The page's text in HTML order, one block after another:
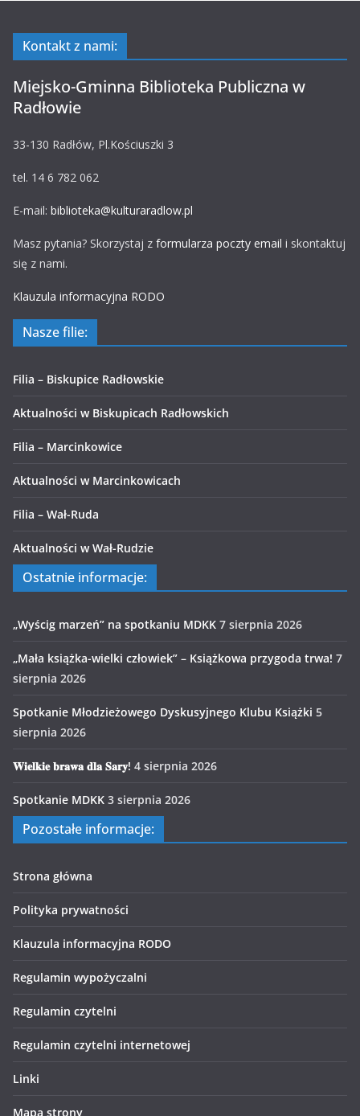
Kontakt z nami:
Miejsko-Gminna Biblioteka Publiczna w
Radłowie
33-130 Radłów, Pl.Kościuszki 3
tel. 14 6 782 062
E-mail: biblioteka@kulturaradlow.pl
Masz pytania? Skorzystaj z formularza poczty email i skontaktuj
się z nami.
Klauzula informacyjna RODO
Nasze filie:
Filia – Biskupice Radłowskie
Aktualności w Biskupicach Radłowskich
Filia – Marcinkowice
Aktualności w Marcinkowicach
Filia – Wał-Ruda
Aktualności w Wał-Rudzie
Ostatnie informacje:
„Wyścig marzeń” na spotkaniu MDKK 7 sierpnia 2026
„Mała książka-wielki człowiek” – Książkowa przygoda trwa! 7
sierpnia 2026
Spotkanie Młodzieżowego Dyskusyjnego Klubu Książki 5
sierpnia 2026
𝐖𝐢𝐞𝐥𝐤𝐢𝐞 𝐛𝐫𝐚𝐰𝐚 𝐝𝐥𝐚 𝐒𝐚𝐫𝐲! 4 sierpnia 2026
Spotkanie MDKK 3 sierpnia 2026
Pozostałe informacje:
Strona główna
Polityka prywatności
Klauzula informacyjna RODO
Regulamin wypożyczalni
Regulamin czytelni
Regulamin czytelni internetowej
Linki
Mapa strony